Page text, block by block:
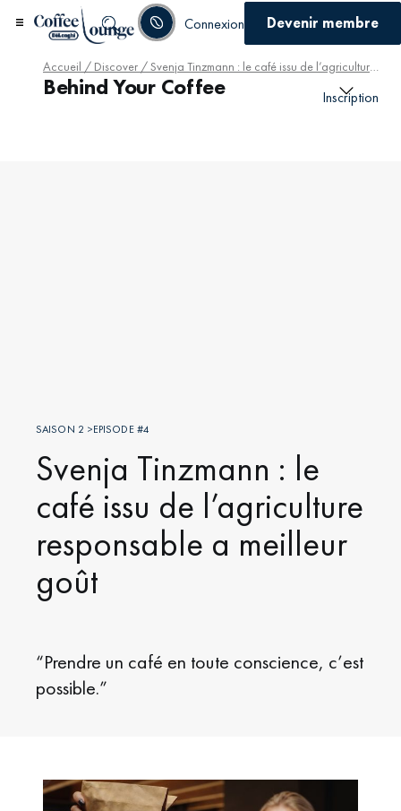
Connexion Devenir membre
Inscription
Accueil / Discover / Svenja Tinzmann : le café issu de l’agriculture responsable a meilleur goût
Behind Your Coffee
SAISON 2 >EPISODE #4
Svenja Tinzmann : le
café issu de l’agriculture
responsable a meilleur
goût
“Prendre un café en toute conscience, c’est
possible.”